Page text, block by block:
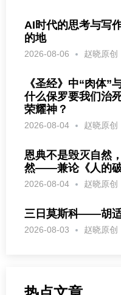
AI时代的思考与写
的地
2026-08-06 赵晓原创
《圣经》中“肉体
什么保罗要我们治
荣耀神？
2026-08-04 赵晓原创
恩典不是毁灭自然
然——兼论《人的
2026-08-04 赵晓原创
三日莫斯科——胡
2026-08-03 赵晓原创